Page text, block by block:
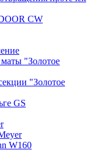
CW
"Золотое
"Золотое
GS
W160